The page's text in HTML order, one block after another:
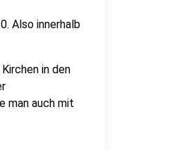
Also innerhalb
in den
man auch mit